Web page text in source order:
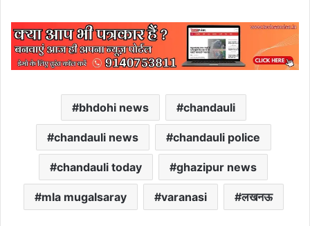
bhdohi news chandauli
chandauli news chandauli police
chandauli today ghazipur news
mla mugalsaray varanasi लखनऊ